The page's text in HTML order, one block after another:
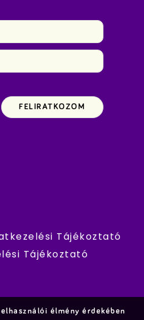
Tájékoztató
Tájékoztató
élmény érdekében